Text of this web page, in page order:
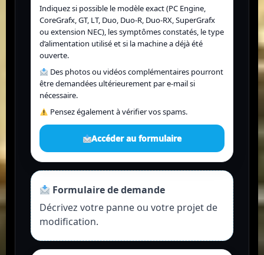
Indiquez si possible le modèle exact (PC Engine,
CoreGrafx, GT, LT, Duo, Duo-R, Duo-RX, SuperGrafx
ou extension NEC), les symptômes constatés, le type
d’alimentation utilisé et si la machine a déjà été
ouverte.
Des photos ou vidéos complémentaires pourront
être demandées ultérieurement par e-mail si
nécessaire.
Pensez également à vérifier vos spams.
Accéder au formulaire
Formulaire de demande
Décrivez votre panne ou votre projet de
modification.